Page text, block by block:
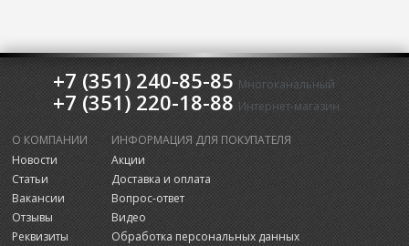
+7 (351) 240-85-85 Многоканальный
+7 (351) 220-18-88 Интернет-магазин
О КОМПАНИИ
Новости
Статьи
Вакансии
Отзывы
Реквизиты
ИНФОРМАЦИЯ ДЛЯ ПОКУПАТЕЛЯ
Акции
Доставка и оплата
Вопрос-ответ
Видео
Обработка персональных данных